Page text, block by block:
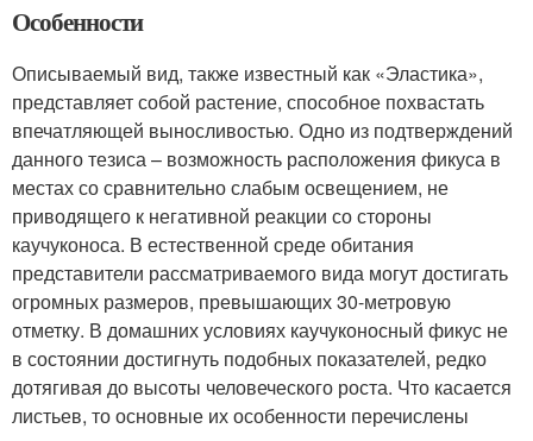
Особенности
Описываемый вид, также известный как «Эластика»,
представляет собой растение, способное похвастать
впечатляющей выносливостью. Одно из подтверждений
данного тезиса – возможность расположения фикуса в
местах со сравнительно слабым освещением, не
приводящего к негативной реакции со стороны
каучуконоса. В естественной среде обитания
представители рассматриваемого вида могут достигать
огромных размеров, превышающих 30-метровую
отметку. В домашних условиях каучуконосный фикус не
в состоянии достигнуть подобных показателей, редко
дотягивая до высоты человеческого роста. Что касается
листьев, то основные их особенности перечислены